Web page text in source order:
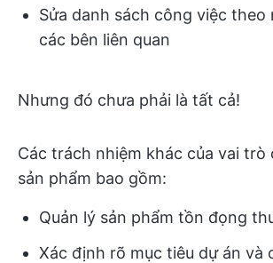
Sửa danh sách công việc theo
các bên liên quan
Nhưng đó chưa phải là tất cả!
Các trách nhiệm khác của vai trò
sản phẩm bao gồm:
Quản lý sản phẩm tồn đọng
Xác định rõ mục tiêu dự án và